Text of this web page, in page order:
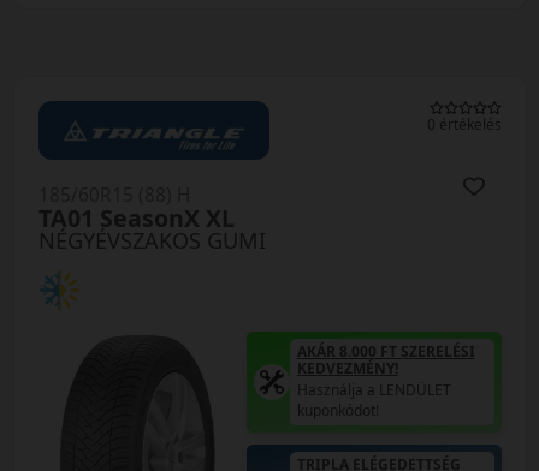
0 értékelés
NÉGYÉVSZAKOS GUMI
TA01 SeasonX XL
AKÁR 8.000 FT SZERELÉSI
KEDVEZMÉNY!
Használja a LENDÜLET
kuponkódot!
TRIPLA ELÉGEDETTSÉG